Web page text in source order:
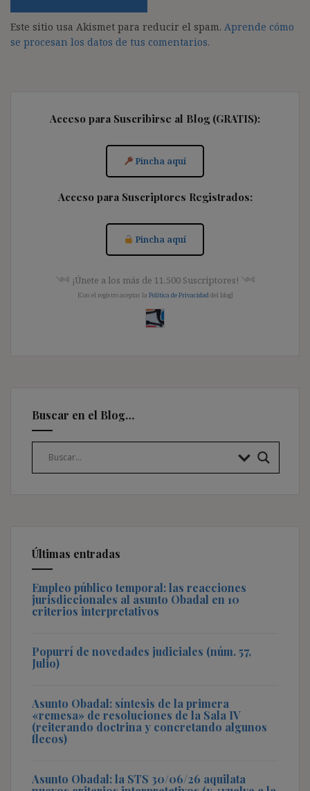
Este sitio usa Akismet para reducir el spam. Aprende cómo
se procesan los datos de tus comentarios.
Acceso para Suscribirse al Blog (GRATIS):
Pincha aquí
Acceso para Suscriptores Registrados:
Pincha aquí
༺ ¡Únete a los más de 11.500 Suscriptores! ༺
[Con el registro aceptas la Política de Privacidad del blog]
Buscar en el Blog…
Últimas entradas
Empleo público temporal: las reacciones
jurisdiccionales al asunto Obadal en 10
criterios interpretativos
Popurrí de novedades judiciales (núm. 57,
Julio)
Asunto Obadal: síntesis de la primera
«remesa» de resoluciones de la Sala IV
(reiterando doctrina y concretando algunos
flecos)
Asunto Obadal: la STS 30/06/26 aquilata